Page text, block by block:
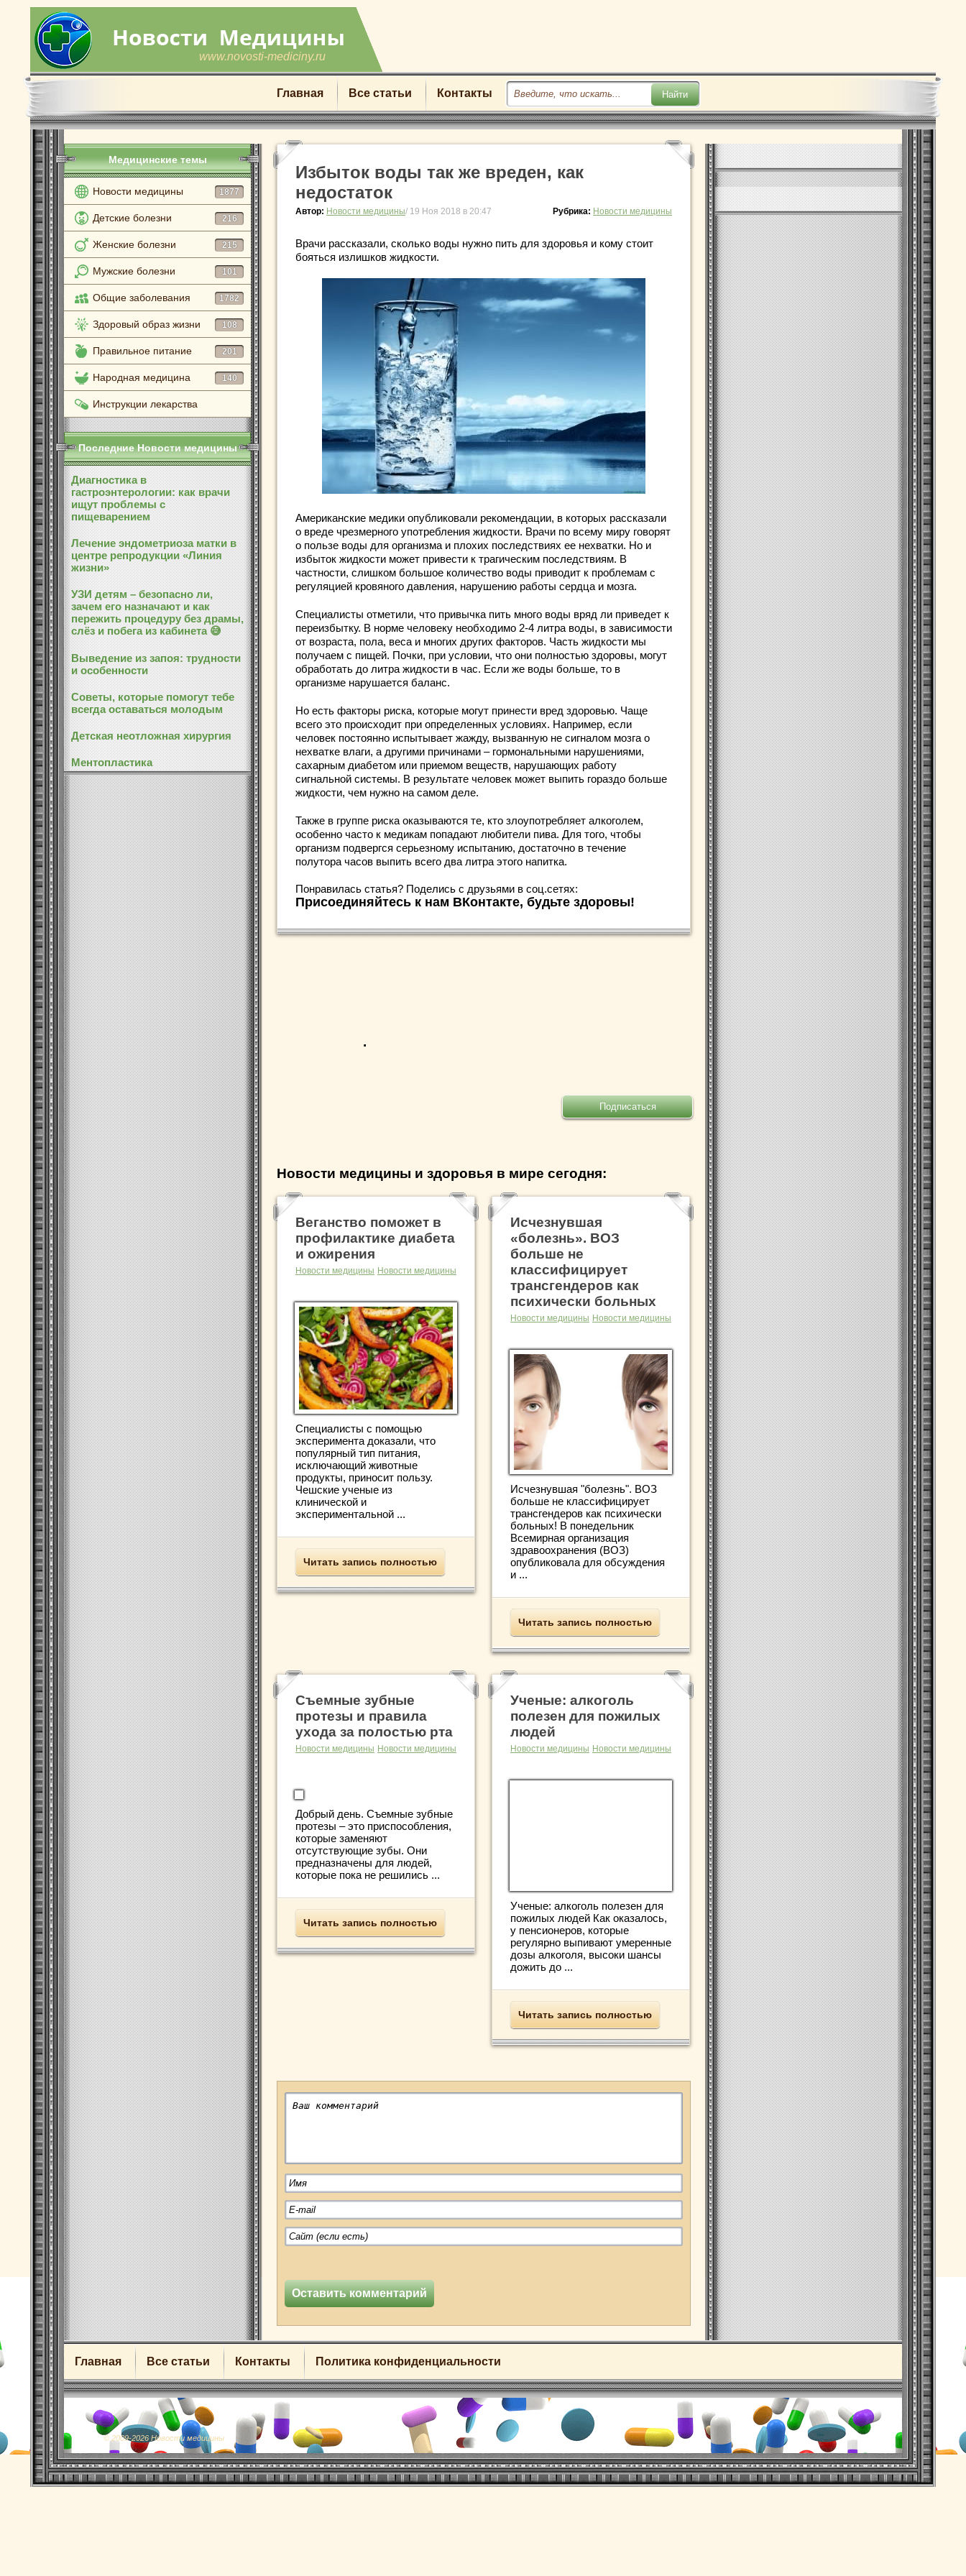
www.novosti-mediciny.ru
Главная Все статьи Контакты
Медицинские темы
Новости медицины 1877
Детские болезни 216
Женские болезни 215
Мужские болезни 101
Общие заболевания 1782
Здоровый образ жизни 108
Правильное питание 201
Народная медицина 140
Инструкции лекарства
Последние Новости медицины
Диагностика в
гастроэнтерологии: как врачи
ищут проблемы с
пищеварением
Лечение эндометриоза матки в
центре репродукции «Линия
жизни»
УЗИ детям – безопасно ли,
зачем его назначают и как
пережить процедуру без драмы,
слёз и побега из кабинета 😅
Выведение из запоя: трудности
и особенности
Советы, которые помогут тебе
всегда оставаться молодым
Детская неотложная хирургия
Ментопластика
Избыток воды так же вреден, как
недостаток
Автор: Новости медицины/ 19 Ноя 2018 в 20:47 Рубрика: Новости медицины
Врачи рассказали, сколько воды нужно пить для здоровья и кому стоит
бояться излишков жидкости.
Американские медики опубликовали рекомендации, в которых рассказали
о вреде чрезмерного употребления жидкости. Врачи по всему миру говорят
о пользе воды для организма и плохих последствиях ее нехватки. Но и
избыток жидкости может привести к трагическим последствиям. В
частности, слишком большое количество воды приводит к проблемам с
регуляцией кровяного давления, нарушению работы сердца и мозга.
Специалисты отметили, что привычка пить много воды вряд ли приведет к
переизбытку. В норме человеку необходимо 2-4 литра воды, в зависимости
от возраста, пола, веса и многих других факторов. Часть жидкости мы
получаем с пищей. Почки, при условии, что они полностью здоровы, могут
обработать до литра жидкости в час. Если же воды больше, то в
организме нарушается баланс.
Но есть факторы риска, которые могут принести вред здоровью. Чаще
всего это происходит при определенных условиях. Например, если
человек постоянно испытывает жажду, вызванную не сигналом мозга о
нехватке влаги, а другими причинами – гормональными нарушениями,
сахарным диабетом или приемом веществ, нарушающих работу
сигнальной системы. В результате человек может выпить гораздо больше
жидкости, чем нужно на самом деле.
Также в группе риска оказываются те, кто злоупотребляет алкоголем,
особенно часто к медикам попадают любители пива. Для того, чтобы
организм подвергся серьезному испытанию, достаточно в течение
полутора часов выпить всего два литра этого напитка.
Понравилась статья? Поделись с друзьями в соц.сетях:
Присоединяйтесь к нам ВКонтакте, будьте здоровы!
.
Новости медицины и здоровья в мире сегодня:
Веганство поможет в
профилактике диабета
и ожирения
Новости медицины Новости медицины
Специалисты с помощью
эксперимента доказали, что
популярный тип питания,
исключающий животные
продукты, приносит пользу.
Чешские ученые из
клинической и
экспериментальной ...
Читать запись полностью
Исчезнувшая
«болезнь». ВОЗ
больше не
классифицирует
трансгендеров как
психически больных
Новости медицины Новости медицины
Исчезнувшая "болезнь". ВОЗ
больше не классифицирует
трансгендеров как психически
больных! В понедельник
Всемирная организация
здравоохранения (ВОЗ)
опубликовала для обсуждения
и ...
Читать запись полностью
Съемные зубные
протезы и правила
ухода за полостью рта
Новости медицины Новости медицины
Добрый день. Съемные зубные
протезы – это приспособления,
которые заменяют
отсутствующие зубы. Они
предназначены для людей,
которые пока не решились ...
Читать запись полностью
Ученые: алкоголь
полезен для пожилых
людей
Новости медицины Новости медицины
Ученые: алкоголь полезен для
пожилых людей Как оказалось,
у пенсионеров, которые
регулярно выпивают умеренные
дозы алкоголя, высоки шансы
дожить до ...
Читать запись полностью
Главная Все статьи Контакты Политика конфиденциальности
© 2009-2026 Новости медицины